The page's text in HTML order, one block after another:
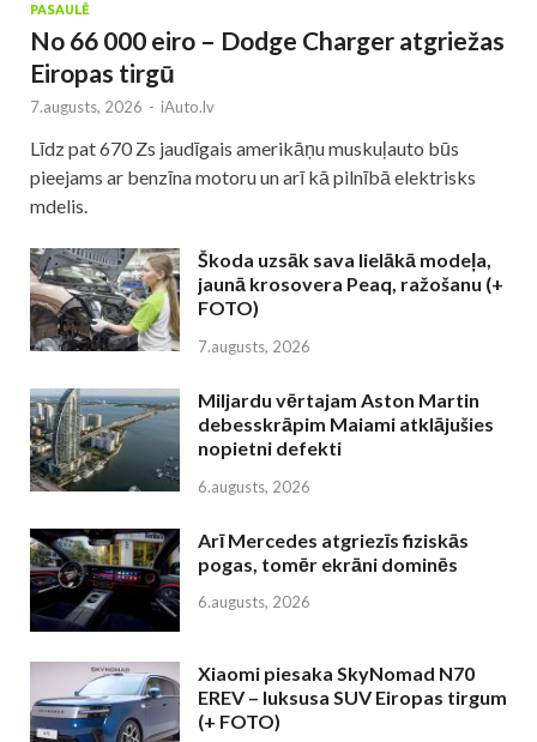
PASAULĒ
No 66 000 eiro – Dodge Charger atgriežas
Eiropas tirgū
7.augusts, 2026 - iAuto.lv
Līdz pat 670 Zs jaudīgais amerikāņu muskuļauto būs
pieejams ar benzīna motoru un arī kā pilnībā elektrisks
mdelis.
Škoda uzsāk sava lielākā modeļa,
jaunā krosovera Peaq, ražošanu (+
FOTO)
7.augusts, 2026
Miljardu vērtajam Aston Martin
debesskrāpim Maiami atklājušies
nopietni defekti
6.augusts, 2026
Arī Mercedes atgriezīs fiziskās
pogas, tomēr ekrāni dominēs
6.augusts, 2026
Xiaomi piesaka SkyNomad N70
EREV – luksusa SUV Eiropas tirgum
(+ FOTO)